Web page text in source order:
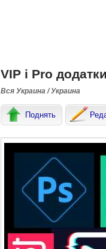
VIP і Pro
Вся Украина / Украина
Поднять